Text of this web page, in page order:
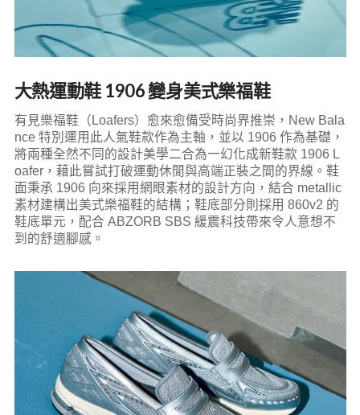
大熱運動鞋 1906 變身美式樂福鞋
有見樂福鞋（Loafers）愈來愈備受時尚界推崇，New Bala
nce 特別運用此人氣鞋款作為主軸，並以 1906 作為基礎，
將兩種全然不同的設計美學二合為一幻化成新鞋款 1906 L
oafer，藉此嘗試打破運動休閒與高端正裝之間的界線。鞋
面秉承 1906 向來採用網眼素材的設計方向，結合 metallic
素材建構出美式樂福鞋的結構；鞋底部分則採用 860v2 的
鞋底單元，配合 ABZORB SBS 緩震科技帶來令人意想不
到的舒適腳感。